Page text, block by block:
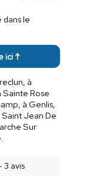
le
ici ↑
à
Sainte Rose
à Genlis,
Saint Jean De
Sur
3 avis